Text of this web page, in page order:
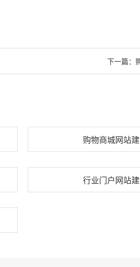
下一篇：
购物商城网站
行业门户网站